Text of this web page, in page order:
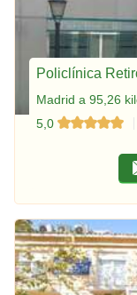
Policlínica
Madrid a 95,26
5,0